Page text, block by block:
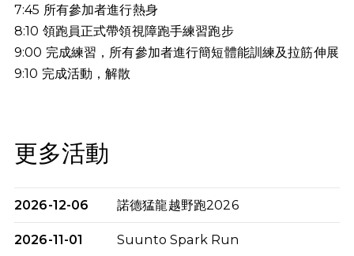
7:45 所有參加者進行熱身
8:10 領跑員正式帶領視障跑手練習跑步
9:00 完成練習，所有參加者進行簡短體能訓練及拉筋伸展
9:10 完成活動，解散
更多活動
2026-12-06 諾德猛龍越野跑2026
2026-11-01 Suunto Spark Run